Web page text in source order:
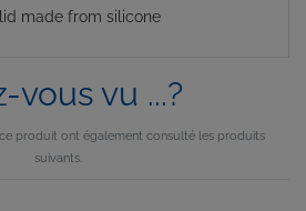
made from silicone
vous vu ...?
produit ont également consulté les produits
suivants.